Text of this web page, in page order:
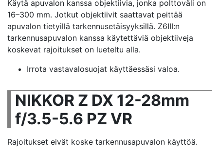
Käytä apuvalon kanssa objektiivia, jonka polttoväli on
16–300 mm. Jotkut objektiivit saattavat peittää
apuvalon tietyillä tarkennusetäisyyksillä. Z6III:n
tarkennusapuvalon kanssa käytettäviä objektiiveja
koskevat rajoitukset on lueteltu alla.
Irrota vastavalosuojat käyttäessäsi valoa.
NIKKOR Z DX 12-28mm
f/3.5-5.6 PZ VR
Rajoitukset eivät koske tarkennusapuvalon käyttöä.